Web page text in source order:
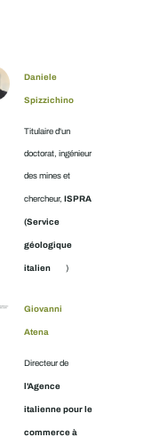
Daniele
Spizzichino
Titulaire d'un
doctorat, ingénieur
des mines et
chercheur, ISPRA
(Service
géologique
italien
)
Giovanni
Atena
Directeur de
l'Agence
italienne pour le
commerce à